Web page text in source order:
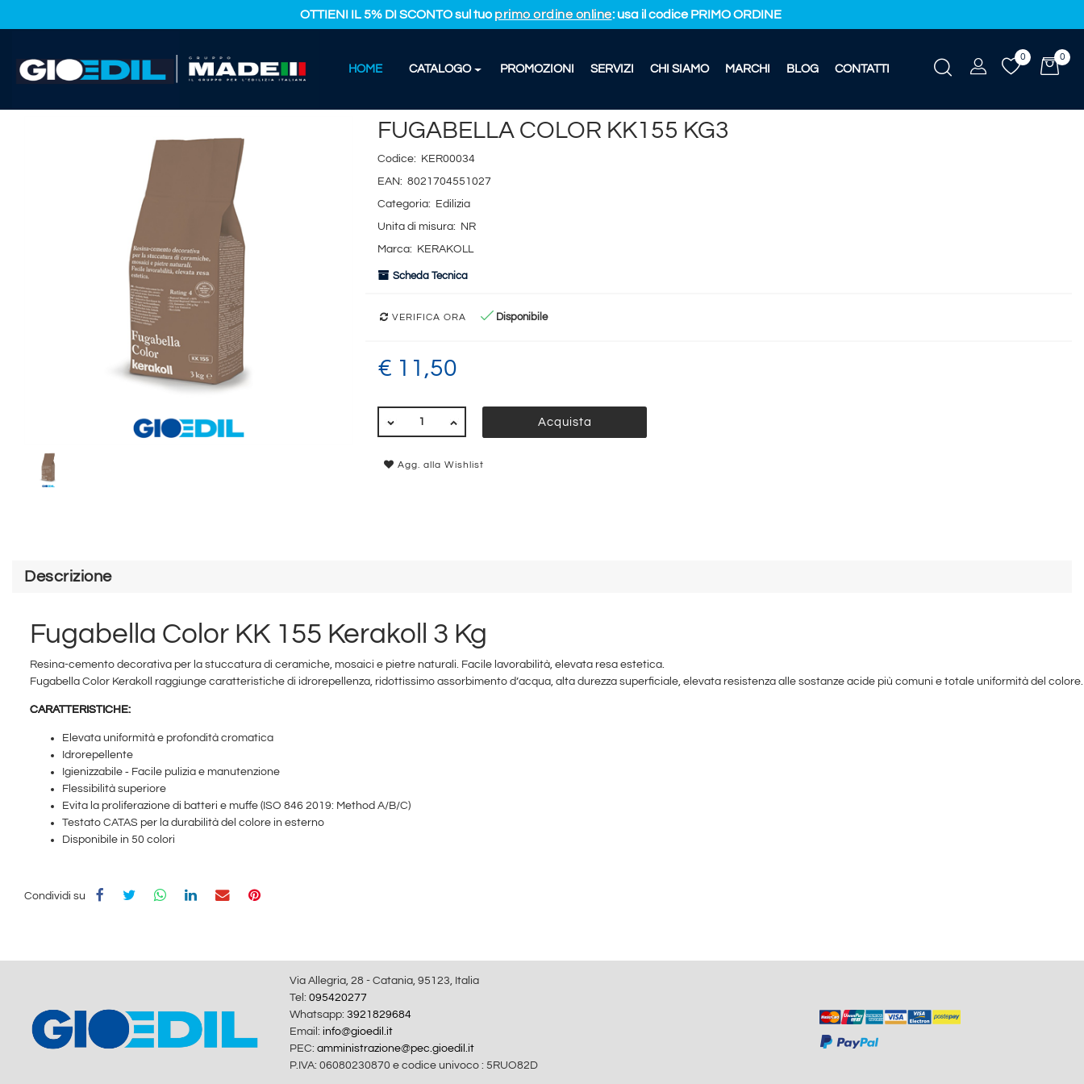
OTTIENI IL 5% DI SCONTO sul tuoprimo ordine online: usa il codice PRIMO ORDINE
HOME CATALOGO PROMOZIONI SERVIZI CHI SIAMO MARCHI BLOG CONTATTI
0
0
HOME
CATALOGO PRODOTTI EDILIZIA FUGABELLA COLOR KK155 KG3
FUGABELLA COLOR KK155 KG3
Codice:
KER00034
EAN: 8021704551027
Categoria:
Edilizia
Unita di misura:
NR
Marca:
KERAKOLL
Scheda Tecnica
VERIFICA ORA Disponibile
€ 11,50
Acquista
Agg. alla Wishlist
Descrizione
Fugabella Color KK 155 Kerakoll 3 Kg
Resina-cemento decorativa per la stuccatura di ceramiche, mosaici e pietre naturali. Facile lavorabilità, elevata resa estetica.
Fugabella Color Kerakoll raggiunge caratteristiche di idrorepellenza, ridottissimo assorbimento d’acqua, alta durezza superficiale, elevata resistenza alle sostanze acide più comuni e totale uniformità del colore.
CARATTERISTICHE:
Elevata uniformità e profondità cromatica
Idrorepellente
Igienizzabile ‑ Facile pulizia e manutenzione
Flessibilità superiore
Evita la proliferazione di batteri e muffe (ISO 846 2019: Method A/B/C)
Testato CATAS per la durabilità del colore in esterno
Disponibile in 50 colori
Condividi su
Via Allegria, 28 - Catania, 95123, Italia
Tel: 095420277
Whatsapp: 3921829684
Email: info@gioedil.it
PEC: amministrazione@pec.gioedil.it
P.IVA: 06080230870 e codice univoco : 5RUO82D